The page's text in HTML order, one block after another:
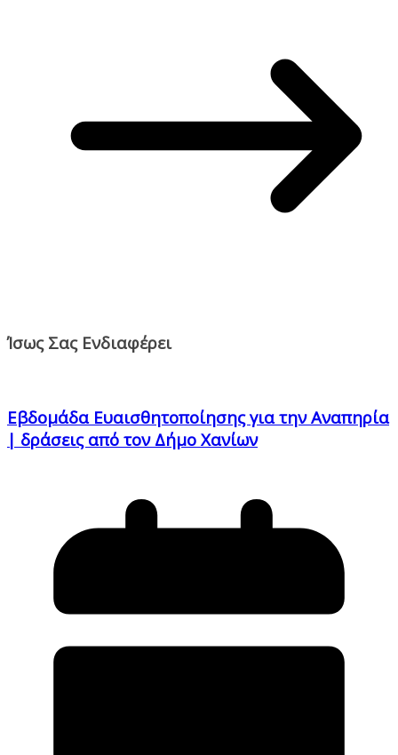
Ίσως Σας Ενδιαφέρει
Εβδομάδα Ευαισθητοποίησης για την Αναπηρία
| δράσεις από τον Δήμο Χανίων